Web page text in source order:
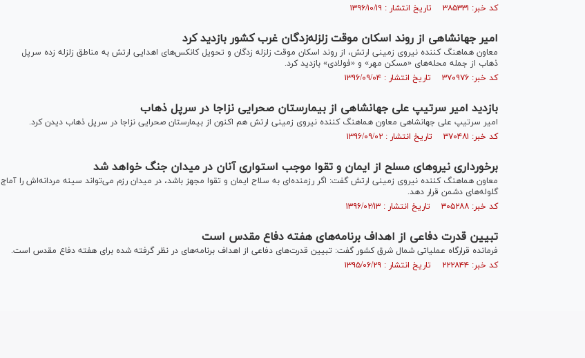
کد خبر: ۳۸۵۳۳۱ تاریخ انتشار : ۱۳۹۶/۱۰/۱۹
امیر جهانشاهی از روند اسکان موقت زلزله‌زدگان غرب کشور بازدید کرد
معاون هماهنگ کننده نیروی زمینی ارتش، از روند اسکان موقت زلزله زدگان و تحویل کانکس‌های اهدایی ارتش به مناطق زلزله زده سرپل
ذهاب از جمله محله‌های «مسکن مهر» و «فولادی» بازدید کرد.
کد خبر: ۳۷۰۹۷۶ تاریخ انتشار : ۱۳۹۶/۰۹/۰۴
بازدید امیر سرتیپ علی جهانشاهی از بیمارستان صحرایی نزاجا در سرپل ذهاب
امیر سرتیپ علی جهانشاهی معاون هماهنگ کننده نیروی زمینی ارتش هم اکنون از بیمارستان صحرایی نزاجا در سرپل ذهاب دیدن کرد.
کد خبر: ۳۷۰۴۸۱ تاریخ انتشار : ۱۳۹۶/۰۹/۰۲
برخورداری نیروهای مسلح از ایمان و تقوا موجب استواری آنان در میدان جنگ خواهد شد
معاون هماهنگ کننده نیروی زمینی ارتش گفت: اگر رزمنده‌ای به سلاح ایمان و تقوا مجهز باشد، در میدان رزم می‌تواند سینه مردانه‌‌اش را آماج
گلوله‌های دشمن قرار دهد.
کد خبر: ۳۰۵۲۸۸ تاریخ انتشار : ۱۳۹۶/۰۲/۱۳
تبیین قدرت دفاعی از اهداف برنامه‌های هفته دفاع مقدس است
فرمانده قرارگاه عملیاتی شمال شرق کشور گفت: تبیین قدرت‌های دفاعی از اهداف برنامه‌های در نظر گرفته شده برای هفته دفاع مقدس است.
کد خبر: ۲۲۲۸۴۴ تاریخ انتشار : ۱۳۹۵/۰۶/۲۹